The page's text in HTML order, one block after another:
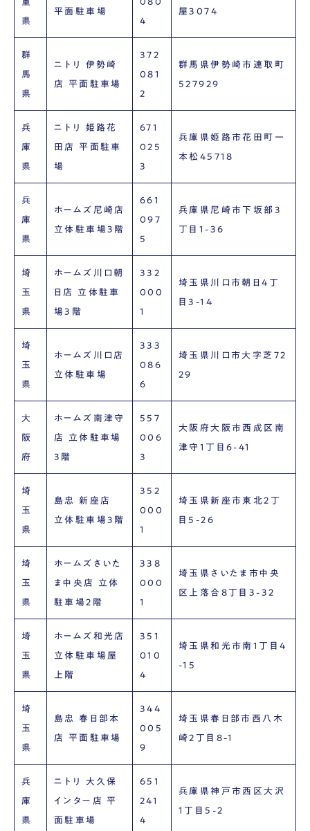
県
平面駐車場
4
屋3074
群
馬
県
ニトリ 伊勢崎
店 平面駐車場
372
081
2
群馬県伊勢崎市連取町
527929
兵
庫
県
ニトリ 姫路花
田店 平面駐車
場
671
025
3
兵庫県姫路市花田町一
本松45718
兵
庫
県
ホームズ尼崎店
立体駐車場3階
661
097
5
兵庫県尼崎市下坂部3
丁目1-36
埼
玉
県
ホームズ川口朝
日店 立体駐車
場3階
332
000
1
埼玉県川口市朝日4丁
目3-14
埼
玉
県
ホームズ川口店
立体駐車場
333
086
6
埼玉県川口市大字芝72
29
大
阪
府
ホームズ南津守
店 立体駐車場
3階
557
006
3
大阪府大阪市西成区南
津守1丁目6-41
埼
玉
県
島忠 新座店
立体駐車場3階
352
000
1
埼玉県新座市東北2丁
目5-26
埼
玉
県
ホームズさいた
ま中央店 立体
駐車場2階
338
000
1
埼玉県さいたま市中央
区上落合8丁目3-32
埼
玉
県
ホームズ和光店
立体駐車場屋
上階
351
010
4
埼玉県和光市南1丁目4
-15
埼
玉
県
島忠 春日部本
店 平面駐車場
344
005
9
埼玉県春日部市西八木
崎2丁目8-1
兵
庫
県
ニトリ 大久保
インター店 平
面駐車場
651
241
4
兵庫県神戸市西区大沢
1丁目5-2